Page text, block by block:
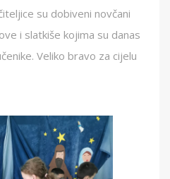
su dobiveni novčani
i slatkiše kojima su danas
Veliko bravo za cijelu